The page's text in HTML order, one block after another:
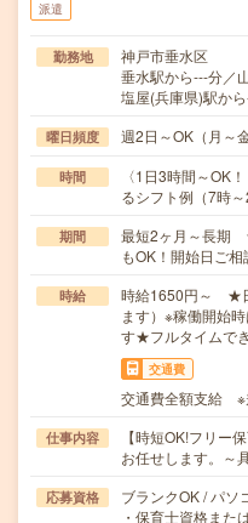
派遣
勤務地
神戸市垂水区
垂水駅から---分／
塩屋(兵庫県)駅か
曜日頻度 週2日～OK（月～金
時間
〈1日3時間～OK
るシフト例（7時
期間
最短2ヶ月～長期
もOK！開始日ご相
時給
時給1650円～ ★
ます）※稼働開始
す★フルタイムで
交通費
交通費全額支給 ※
仕事内容
【時短OK!フリー
お任せします。～
応募資格
ブランクOK / パソ
・保育士資格また